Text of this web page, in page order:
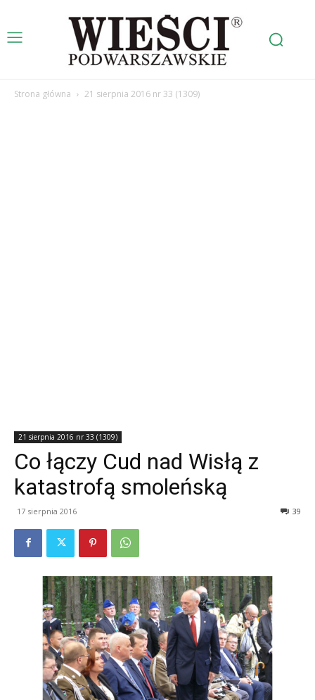
Strona główna 21 sierpnia 2016 nr 33 (1309)
21 sierpnia 2016 nr 33 (1309)
Co łączy Cud nad Wisłą z
katastrofą smoleńską
17 sierpnia 2016 39